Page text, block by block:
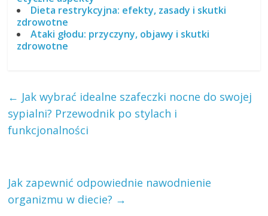
Dieta restrykcyjna: efekty, zasady i skutki
zdrowotne
Ataki głodu: przyczyny, objawy i skutki
zdrowotne
← Jak wybrać idealne szafeczki nocne do swojej
sypialni? Przewodnik po stylach i
funkcjonalności
Jak zapewnić odpowiednie nawodnienie
organizmu w diecie? →